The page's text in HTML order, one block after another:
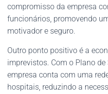
compromisso da empresa
funcionários, promovendo
motivador e seguro.
Outro ponto positivo é a
imprevistos. Com o Plano
empresa conta com uma
hospitais, reduzindo a